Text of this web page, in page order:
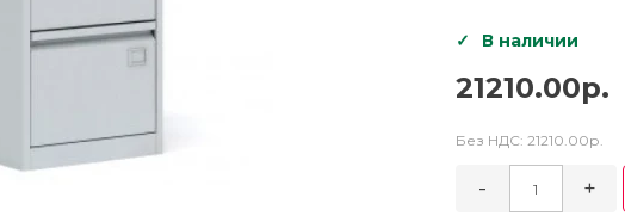
В наличии
21210.00р.
Без НДС: 21210.00р.
- +